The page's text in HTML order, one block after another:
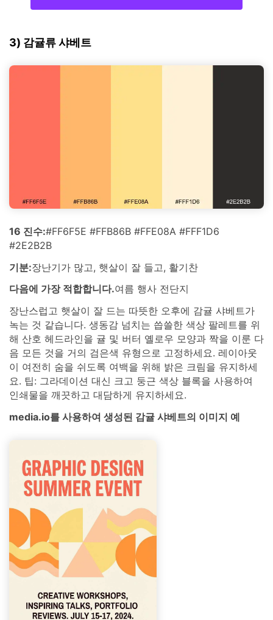
3) 감귤류 샤베트
16 진수:#FF6F5E #FFB86B #FFE08A #FFF1D6
#2E2B2B
기분:장난기가 많고, 햇살이 잘 들고, 활기찬
다음에 가장 적합합니다.여름 행사 전단지
장난스럽고 햇살이 잘 드는 따뜻한 오후에 감귤 샤베트가
녹는 것 같습니다. 생동감 넘치는 씁쓸한 색상 팔레트를 위
해 산호 헤드라인을 귤 및 버터 옐로우 모양과 짝을 이룬 다
음 모든 것을 거의 검은색 유형으로 고정하세요. 레이아웃
이 여전히 숨을 쉬도록 여백을 위해 밝은 크림을 유지하세
요. 팁: 그라데이션 대신 크고 둥근 색상 블록을 사용하여
인쇄물을 깨끗하고 대담하게 유지하세요.
media.io를 사용하여 생성된 감귤 샤베트의 이미지 예